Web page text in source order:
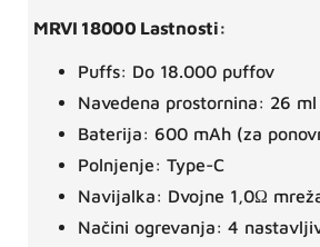
MRVI 18000 Lastnosti:
Puffs: Do 18.000 puffov
Navedena prostornina: 26 ml
Baterija: 600 mAh (za
Polnjenje: Type-C
Navijalka: Dvojne 1,0Ω
Načini ogrevanja: 4